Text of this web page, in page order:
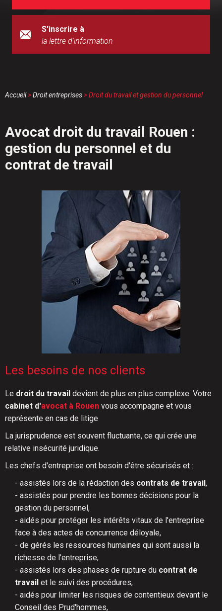
S'inscrire à
la lettre d'information
Accueil>Droit entreprises> Droit du travail et gestion du personnel
Avocat droit du travail Rouen :
gestion du personnel et du
contrat de travail
Les besoins de nos clients
Le droit du travail devient de plus en plus complexe. Votre
cabinet d'avocat à Rouen vous accompagne et vous
représente en cas de litige
La jurisprudence est souvent fluctuante, ce qui crée une
relative insécurité juridique.
Les chefs d'entreprise ont besoin d'être sécurisés et :
- assistés lors de la rédaction des contrats de travail,
- assistés pour prendre les bonnes décisions pour la
gestion du personnel,
- aidés pour protéger les intérêts vitaux de l'entreprise
face à des actes de concurrence déloyale,
- de gérés les ressources humaines qui sont aussi la
richesse de l'entreprise,
- assistés lors des phases de rupture du contrat de
travail et le suivi des procédures,
- aidés pour limiter les risques de contentieux devant le
Conseil des Prud'hommes,